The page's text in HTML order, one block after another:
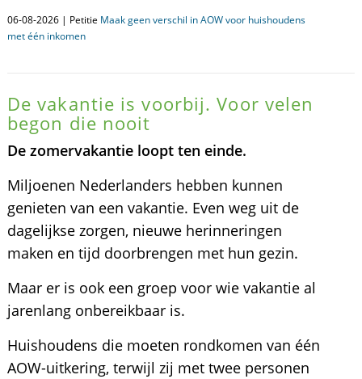
06-08-2026 | Petitie Maak geen verschil in AOW voor huishoudens
met één inkomen
De vakantie is voorbij. Voor velen
begon die nooit
De zomervakantie loopt ten einde.
Miljoenen Nederlanders hebben kunnen
genieten van een vakantie. Even weg uit de
dagelijkse zorgen, nieuwe herinneringen
maken en tijd doorbrengen met hun gezin.
Maar er is ook een groep voor wie vakantie al
jarenlang onbereikbaar is.
Huishoudens die moeten rondkomen van één
AOW-uitkering, terwijl zij met twee personen